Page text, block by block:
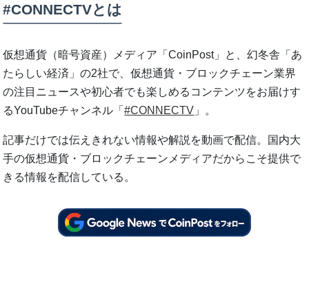
#CONNECTVとは
仮想通貨（暗号資産）メディア「CoinPost」と、幻冬舎「あ
たらしい経済」の2社で、仮想通貨・ブロックチェーン業界
の注目ニュースや初心者でも楽しめるコンテンツをお届けす
るYouTubeチャンネル「#CONNECTV 」。
記事だけでは伝えきれない情報や解説を動画で配信。国内大
手の仮想通貨・ブロックチェーンメディアだからこそ提供で
きる情報を配信している。